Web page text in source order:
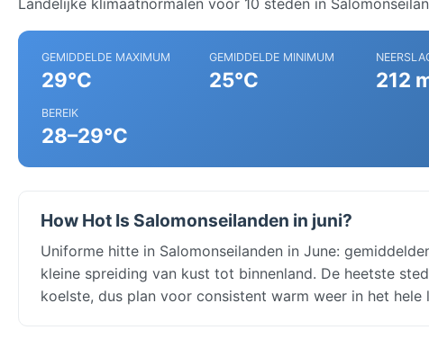
GEMIDDELDE MAXIMUM
29°C
GEMIDDELDE MINIMUM
25°C 212
BEREIK
28–29°C
How Hot Is Salomonseilanden in juni?
Uniforme hitte in Salomonseilanden in June:
kleine spreiding van kust tot binnenland. De heetste
koelste, dus plan voor consistent warm weer in het hele